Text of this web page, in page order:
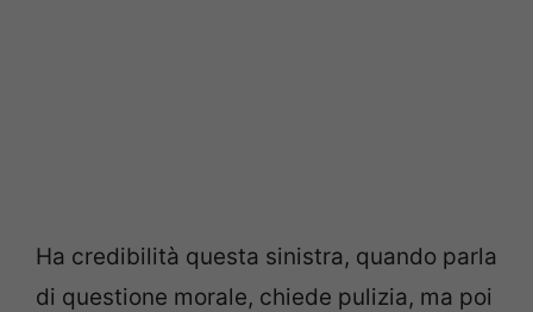
Ha credibilità questa sinistra, quando parla
di questione morale, chiede pulizia, ma poi